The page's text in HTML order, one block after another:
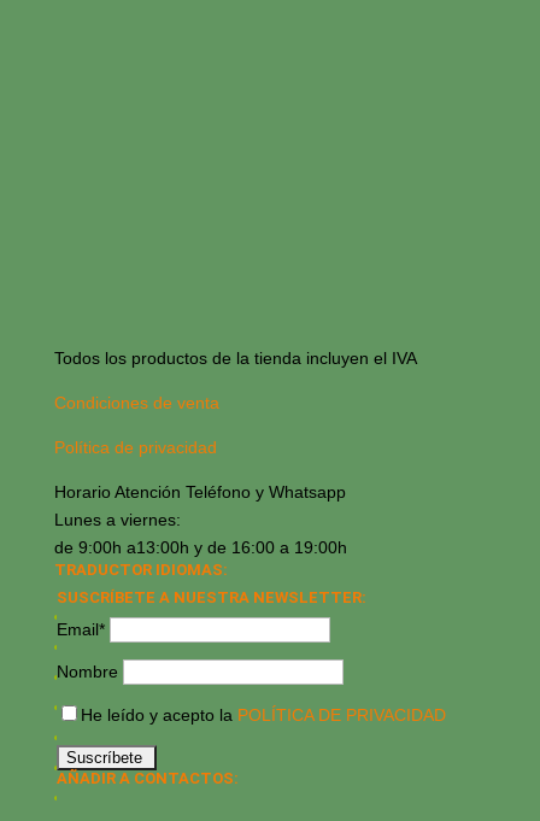
Todos los productos de la tienda incluyen el IVA
Condiciones de venta
Política de privacidad
Horario Atención Teléfono y Whatsapp
Lunes a viernes:
de 9:00h a13:00h y de 16:00 a 19:00h
TRADUCTOR IDIOMAS:
SUSCRÍBETE A NUESTRA NEWSLETTER:
Email*
Nombre
He leído y acepto la POLÍTICA DE PRIVACIDAD
AÑADIR A CONTACTOS: